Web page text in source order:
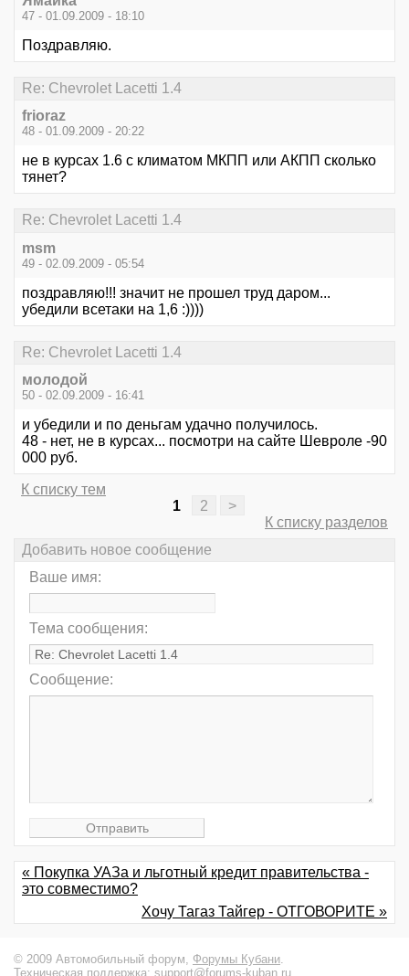
47 - 01.09.2009 - 18:10
Поздравляю.
Re: Chevrolet Lacetti 1.4
frioraz
48 - 01.09.2009 - 20:22
не в курсах 1.6 с климатом МКПП или АКПП сколько
тянет?
Re: Chevrolet Lacetti 1.4
msm
49 - 02.09.2009 - 05:54
поздравляю!!! значит не прошел труд даром...
убедили всетаки на 1,6 :))))
Re: Chevrolet Lacetti 1.4
молодой
50 - 02.09.2009 - 16:41
и убедили и по деньгам удачно получилось.
48 - нет, не в курсах... посмотри на сайте Шевроле -90
000 руб.
К списку тем
1
2
>
К списку разделов
Добавить новое сообщение
Ваше имя:
Тема сообщения:
Сообщение:
« Покупка УАЗа и льготный кредит правительства -
это совместимо?
Хочу Тагаз Тайгер - ОТГОВОРИТЕ »
© 2009 Автомобильный форум, Форумы Кубани.
Техническая поддержка: support@forums-kuban.ru